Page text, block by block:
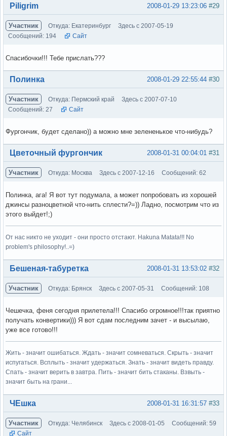
Вне форума #29
2008-01-29 13:23:06
Piligrim
Участник Откуда: Екатеринбург
Здесь с 2007-05-19
Сообщений: 194
Сайт
Спасибочки!!! Тебе прислать???
Вне форума #30
2008-01-29 22:55:44
Полинка
Участник Откуда: Пермский край
Здесь с 2007-07-10
Сообщений: 27
Сайт
Фургончик, будет сделано)) а можно мне зелененькое что-нибудь?
Вне форума #31
2008-01-31 00:04:01
Цветочный фургончик
Участник Откуда: Москва Здесь с 2007-12-16 Сообщений: 62
Полинка, ага! Я вот тут подумала, а может попробовать из хорошей
джинсы разноцветной что-нить сплести?=)) Ладно, посмотрим что из
этого выйдет!;)
От нас никто не уходит - они просто отстают. Hakuna Matata!!! No
problem's philosophy!..=)
Вне форума #32
2008-01-31 13:53:02
Бешеная-табуретка
Участник Откуда: Брянск Здесь с 2007-05-31 Сообщений: 108
Чешечка, феня сегодня прилетела!!! Спасибо огромное!!!так приятно
получать конвертики))) Я вот сдам последним зачет - и высылаю,
уже все готово!!!
Жить - значит ошибаться. Ждать - значит сомневаться. Скрыть - значит
испугаться. Всплыть - значит удержаться. Знать - значит видеть правду.
Спать - значит верить в завтра. Пить - значит бить стаканы. Взвыть -
значит быть на грани...
Вне форума #33
2008-01-31 16:31:57
ЧЕшка
Участник Откуда: Челябинск Здесь с 2008-01-05
Сообщений: 59
Сайт